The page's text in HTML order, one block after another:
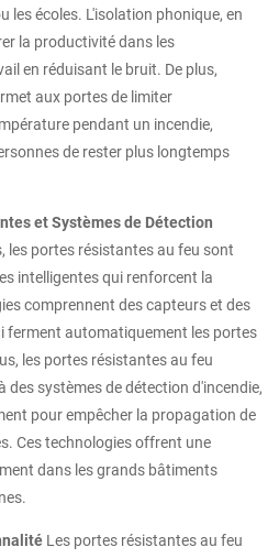
les écoles. L'isolation phonique, en
la productivité dans les
en réduisant le bruit. De plus,
aux portes de limiter
pendant un incendie,
de rester plus longtemps
et Systèmes de Détection
les portes résistantes au feu sont
intelligentes qui renforcent la
comprennent des capteurs et des
ferment automatiquement les portes
les portes résistantes au feu
des systèmes de détection d'incendie,
pour empêcher la propagation de
Ces technologies offrent une
dans les grands bâtiments
Les portes résistantes au feu